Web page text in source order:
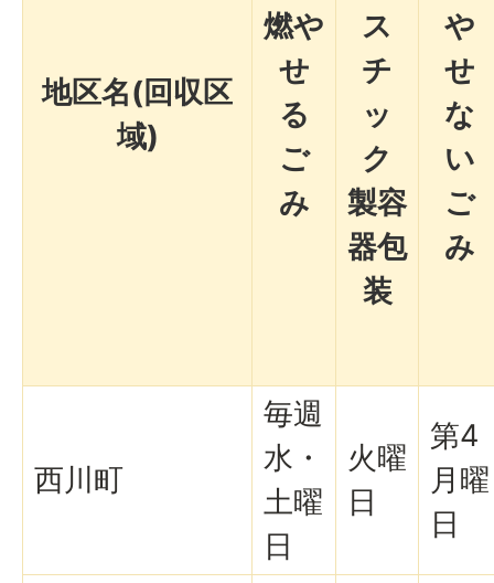
地区名(回収区
域)
燃や
せ
る
ご
み
ス
チ
ッ
ク
製容
器包
装
や
せ
な
い
ご
み
西川町
毎週
水・
土曜
日
火曜
日
第4
月曜
日